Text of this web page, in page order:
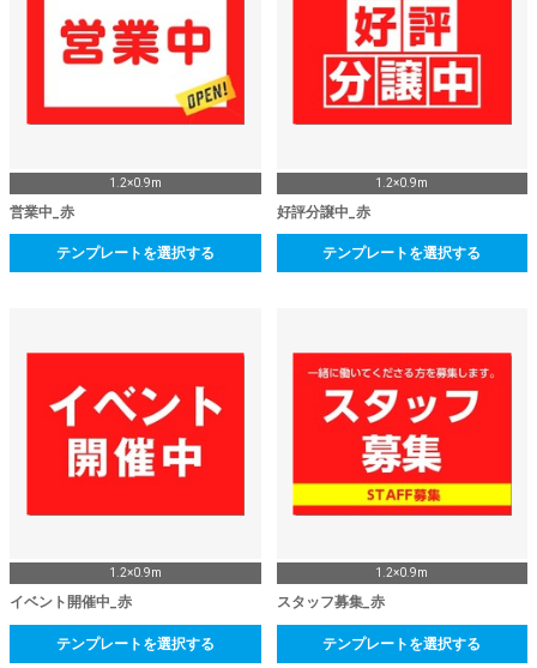
1.2×0.9m
営業中_赤
テンプレートを選択する
1.2×0.9m
好評分譲中_赤
テンプレートを選択する
1.2×0.9m
イベント開催中_赤
テンプレートを選択する
1.2×0.9m
スタッフ募集_赤
テンプレートを選択する